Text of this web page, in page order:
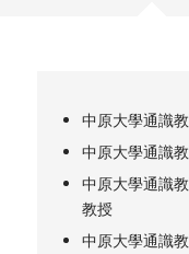
中原大學通識
中原大學通識
中原大學通識
教授
中原大學通識